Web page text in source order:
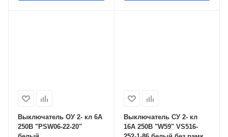
Выключатель ОУ 2- кл 6А
250В "PSW06-22-20"
Выключатель СУ 2- кл
16А 250В "W59" VS516-